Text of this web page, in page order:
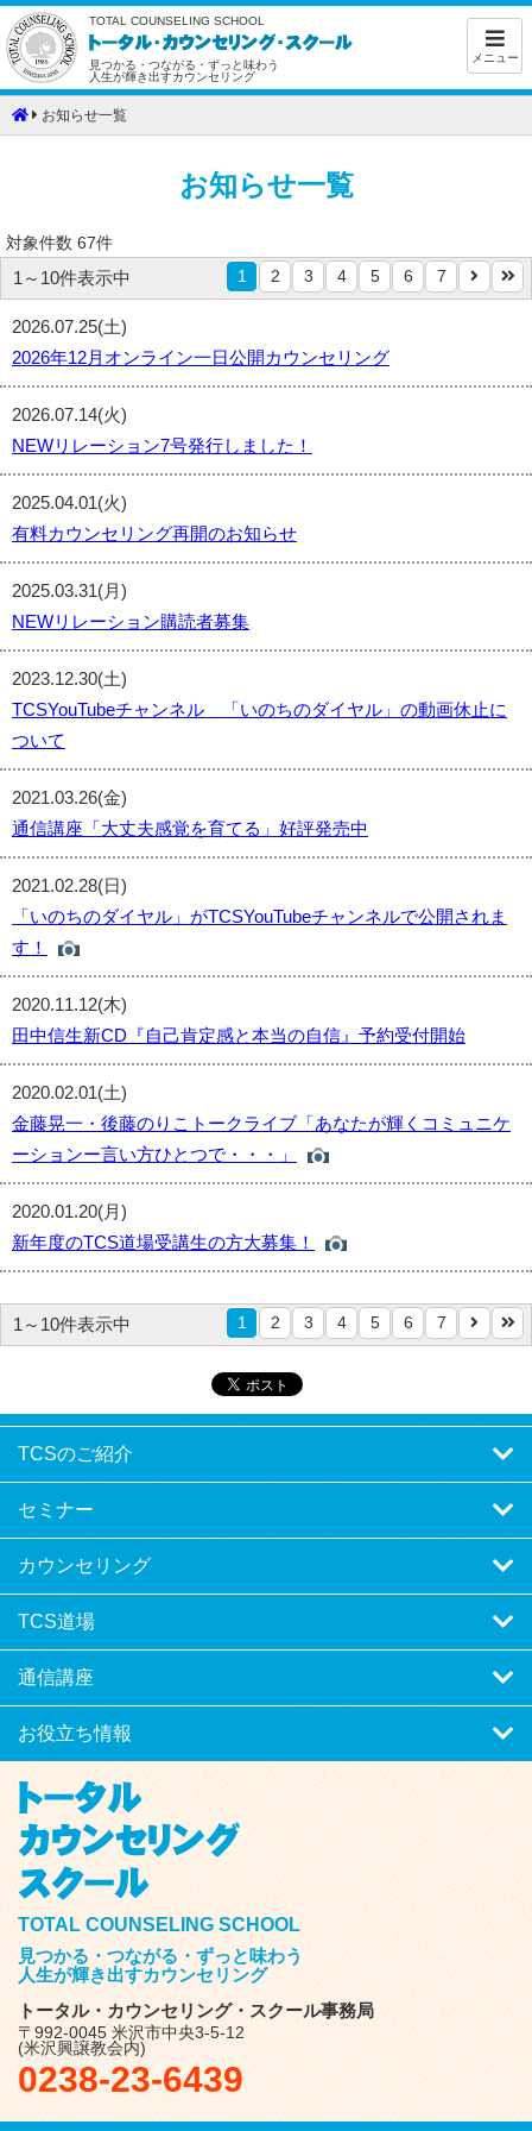
TOTAL COUNSELING SCHOOL
見つかる・つながる・ずっと味わう
人生が輝き出すカウンセリング
メニュー
お知らせ一覧
お知らせ一覧
対象件数 67件
1～10件表示中 1 2 3 4 5 6 7
2026.07.25(土)
2026年12月オンライン一日公開カウンセリング
2026.07.14(火)
NEWリレーション7号発行しました！
2025.04.01(火)
有料カウンセリング再開のお知らせ
2025.03.31(月)
NEWリレーション購読者募集
2023.12.30(土)
TCSYouTubeチャンネル 「いのちのダイヤル」の動画休止に
ついて
2021.03.26(金)
通信講座「大丈夫感覚を育てる」好評発売中
2021.02.28(日)
「いのちのダイヤル」がTCSYouTubeチャンネルで公開されま
す！
2020.11.12(木)
田中信生新CD『自己肯定感と本当の自信』予約受付開始
2020.02.01(土)
金藤晃一・後藤のりこトークライブ「あなたが輝くコミュニケ
ーションー言い方ひとつで・・・」
2020.01.20(月)
新年度のTCS道場受講生の方大募集！
1～10件表示中 1 2 3 4 5 6 7
TCSのご紹介
セミナー
カウンセリング
TCS道場
通信講座
お役立ち情報
TOTAL COUNSELING SCHOOL
見つかる・つながる・ずっと味わう
人生が輝き出すカウンセリング
トータル・カウンセリング・スクール事務局
〒992-0045 米沢市中央3-5-12
(米沢興譲教会内)
0238-23-6439